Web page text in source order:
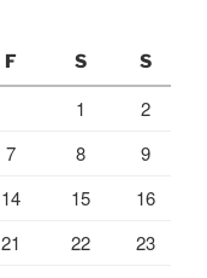
F S S
1
2
7 8
9
14 15
16
21 22
23